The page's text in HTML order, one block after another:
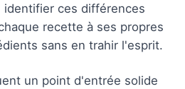
identifier ces différences
recette à ses propres
sans en trahir l'esprit.
un point d'entrée solide